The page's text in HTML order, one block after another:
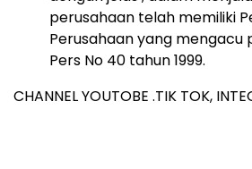
perusahaan telah memiliki
Perusahaan yang mengacu
Pers No 40 tahun 1999.
CHANNEL YOUTOBE .TIK TOK,